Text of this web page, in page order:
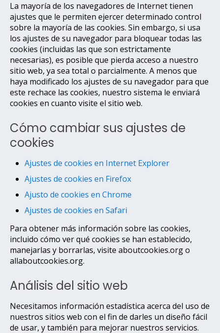
La mayoría de los navegadores de Internet tienen
ajustes que le permiten ejercer determinado control
sobre la mayoría de las cookies. Sin embargo, si usa
los ajustes de su navegador para bloquear todas las
cookies (incluidas las que son estrictamente
necesarias), es posible que pierda acceso a nuestro
sitio web, ya sea total o parcialmente. A menos que
haya modificado los ajustes de su navegador para que
este rechace las cookies, nuestro sistema le enviará
cookies en cuanto visite el sitio web.
Cómo cambiar sus ajustes de
cookies
Ajustes de cookies en Internet Explorer
Ajustes de cookies en Firefox
Ajusto de cookies en Chrome
Ajustes de cookies en Safari
Para obtener más información sobre las cookies,
incluido cómo ver qué cookies se han establecido,
manejarlas y borrarlas, visite aboutcookies.org o
allaboutcookies.org.
Análisis del sitio web
Necesitamos información estadística acerca del uso de
nuestros sitios web con el fin de darles un diseño fácil
de usar, y también para mejorar nuestros servicios.